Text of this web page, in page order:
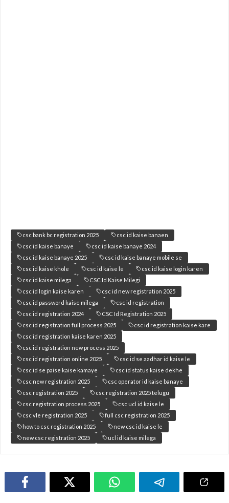
csc bank bc registration 2025
csc id kaise banaen
csc id kaise banaye
csc id kaise banaye 2024
csc id kaise banaye 2025
csc id kaise banaye mobile se
csc id kaise khole
csc id kaise le
csc id kaise login karen
csc id kaise milega
CSC Id Kaise Milegi
csc id login kaise karen
csc id new registration 2025
csc id password kaise milega
csc id registration
csc id registration 2024
CSC Id Registration 2025
csc id registration full process 2025
csc id registration kaise kare
csc id registration kaise karen 2025
csc id registration new process 2025
csc id registration online 2025
csc id se aadhar id kaise le
csc id se paise kaise kamaye
csc id status kaise dekhe
csc new registration 2025
csc operator id kaise banaye
csc registration 2025
csc registration 2025 telugu
csc registration process 2025
csc ucl id kaise le
csc vle registration 2025
full csc registration 2025
how to csc registration 2025
new csc id kaise le
new csc registration 2025
ucl id kaise milega